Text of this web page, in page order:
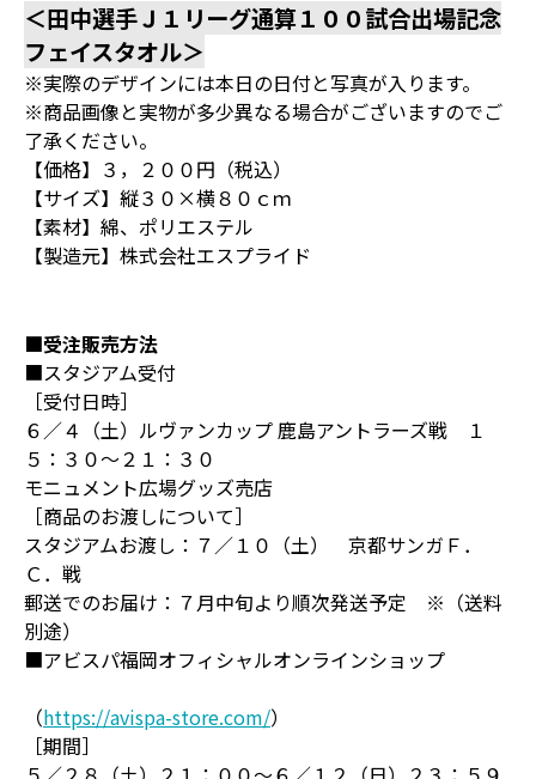
＜田中選手Ｊ１リーグ通算１００試合出場記念
フェイスタオル＞
※実際のデザインには本日の日付と写真が入ります。
※商品画像と実物が多少異なる場合がございますのでご
了承ください。
【価格】３，２００円（税込）
【サイズ】縦３０×横８０ｃｍ
【素材】綿、ポリエステル
【製造元】株式会社エスプライド
■受注販売方法
■スタジアム受付
［受付日時］
６／４（土）ルヴァンカップ 鹿島アントラーズ戦 １
５：３０～２１：３０
モニュメント広場グッズ売店
［商品のお渡しについて］
スタジアムお渡し：７／１０（土） 京都サンガＦ．
Ｃ．戦
郵送でのお届け：７月中旬より順次発送予定 ※（送料
別途）
■アビスパ福岡オフィシャルオンラインショップ
（https://avispa-store.com/）
［期間］